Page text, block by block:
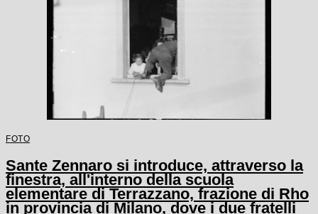
FOTO
Sante Zennaro si introduce, attraverso la
finestra, all'interno della scuola
elementare di Terrazzano, frazione di Rho
in provincia di Milano, dove i due fratelli